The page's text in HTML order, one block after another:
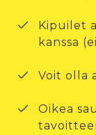
Kipuilet
kanssa
Voit olla
Oikea